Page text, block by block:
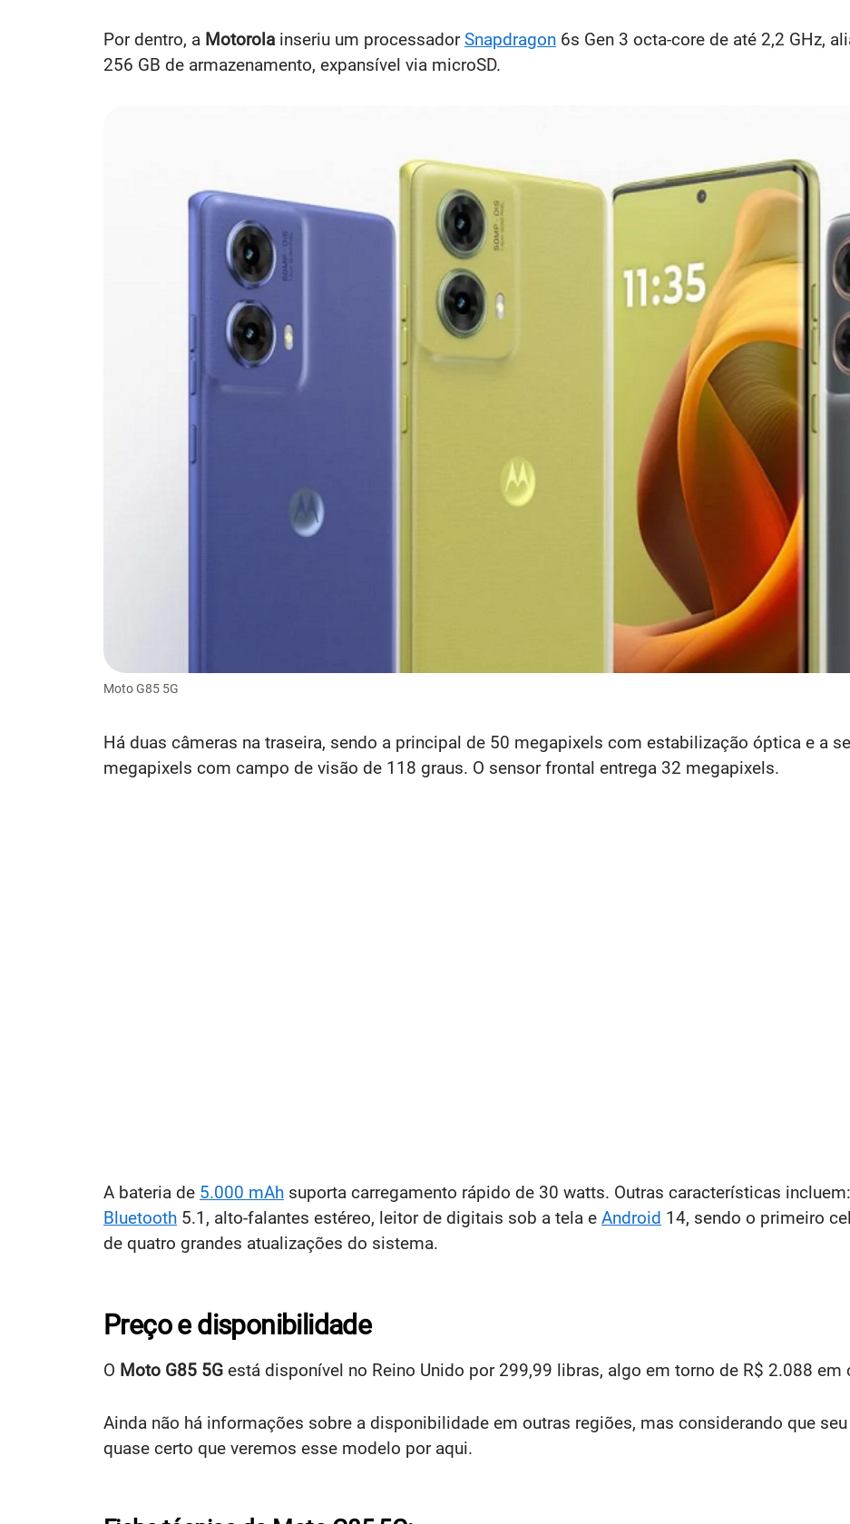
Por dentro, a Motorola inseriu um processadorSnapdragon 6s Gen 3 octa-core de até 2,2 GHz,
256 GB de armazenamento, expansível via microSD.
Moto G85 5G
Há duas câmeras na traseira, sendo a principal de 50 megapixels com estabilização óptica e a
megapixels com campo de visão de 118 graus. O sensor frontal entrega 32 megapixels.
A bateria de 5.000 mAh suporta carregamento rápido de 30 watts. Outras características
Bluetooth 5.1, alto-falantes estéreo, leitor de digitais sob a tela e Android 14, sendo o primeiro
de quatro grandes atualizações do sistema.
Preço e disponibilidade
O Moto G85 5G está disponível no Reino Unido por 299,99 libras, algo em torno de R$ 2.088 em
Ainda não há informações sobre a disponibilidade em outras regiões, mas considerando que
quase certo que veremos esse modelo por aqui.